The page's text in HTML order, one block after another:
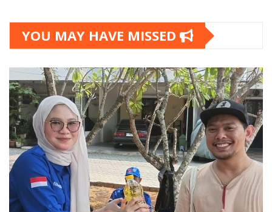
YOU MAY HAVE MISSED